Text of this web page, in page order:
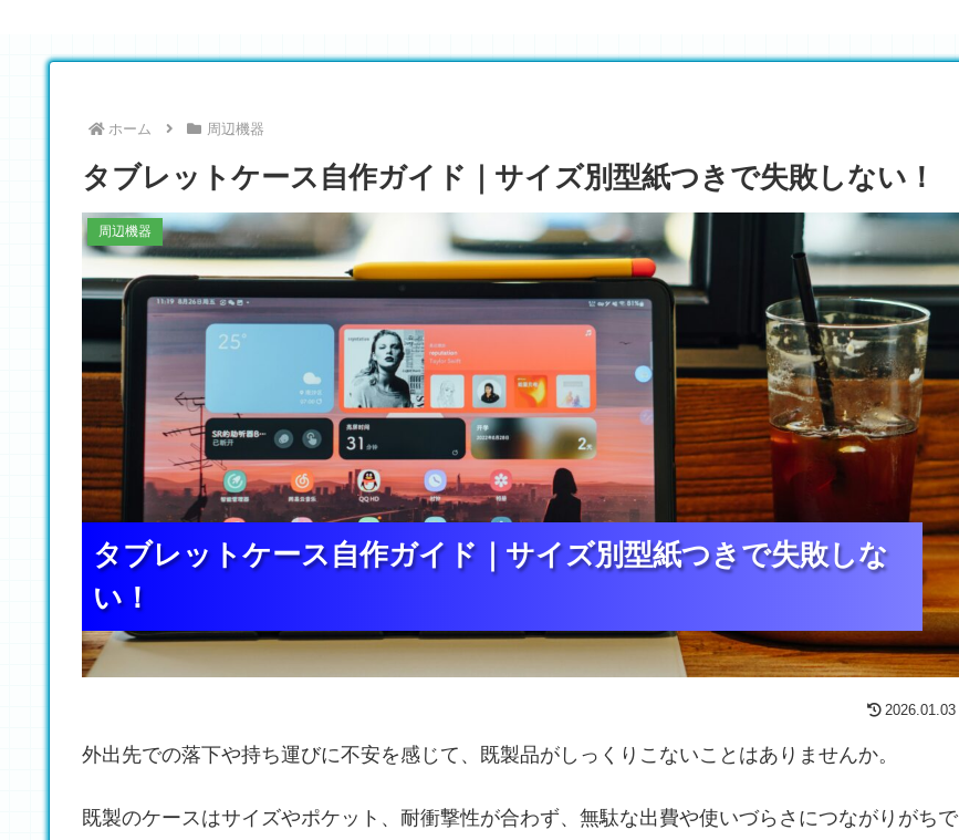
ホーム 周辺機器
タブレットケース自作ガイド｜サイズ別型紙つきで失敗しない！
タブレットケース自作ガイド｜サイズ別型紙つきで失敗しな
い！
タブレットケース自作ガイド｜サイズ別型紙つきで失敗しな
い！
タブレットケース自作ガイド｜サイズ別型紙つきで失敗しな
い！
周辺機器
2026.01.03
外出先での落下や持ち運びに不安を感じて、既製品がしっくりこないことはありませんか。
既製のケースはサイズやポケット、耐衝撃性が合わず、無駄な出費や使いづらさにつながりがちで